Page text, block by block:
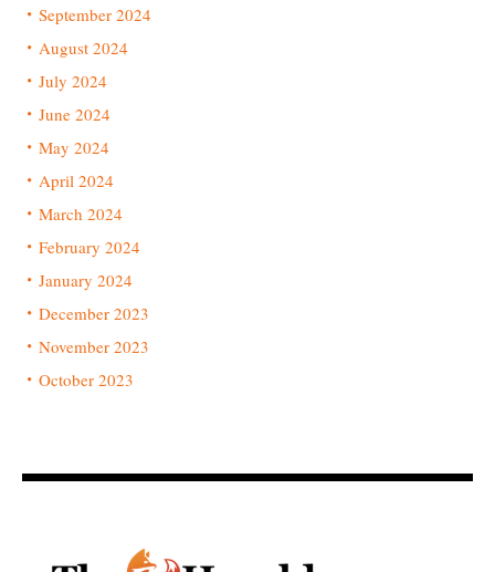
September 2024
August 2024
July 2024
June 2024
May 2024
April 2024
March 2024
February 2024
January 2024
December 2023
November 2023
October 2023